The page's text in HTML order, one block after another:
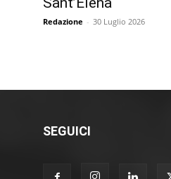
Redazione - 30 Luglio 2026
SEGUICI